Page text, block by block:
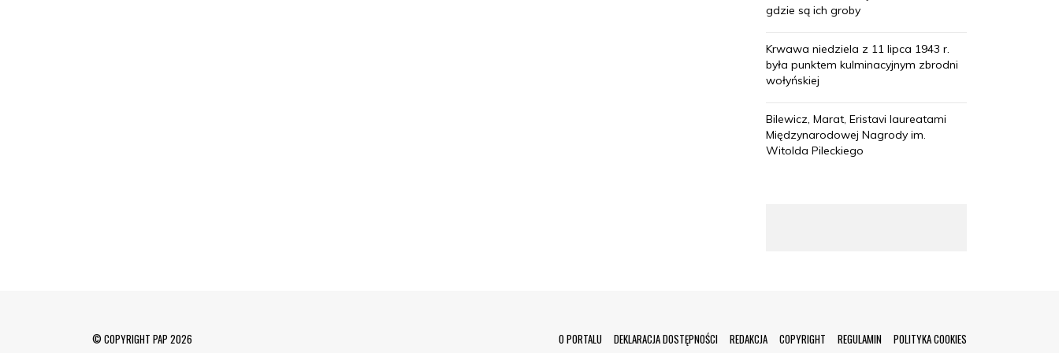
gdzie są ich groby
Krwawa niedziela z 11 lipca 1943 r.
była punktem kulminacyjnym zbrodni
wołyńskiej
Bilewicz, Marat, Eristavi laureatami
Międzynarodowej Nagrody im.
Witolda Pileckiego
© COPYRIGHT PAP 2026 Menu Footer
O PORTALU DEKLARACJA DOSTĘPNOŚCI REDAKCJA COPYRIGHT REGULAMIN POLITYKA COOKIES